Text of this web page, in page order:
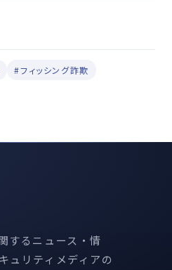
#フィッシング詐欺
するニュース・情
ュリティメディアの